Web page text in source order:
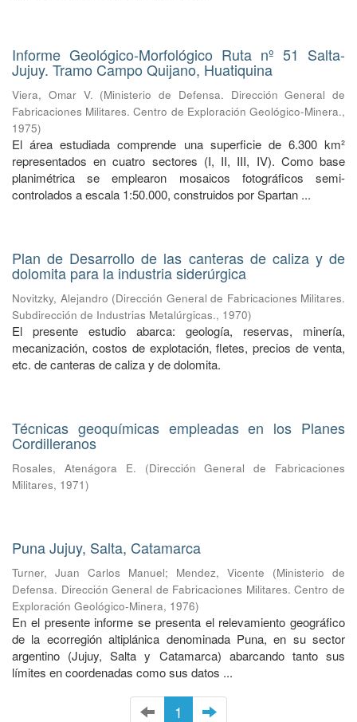
Informe Geológico-Morfológico Ruta nº 51 Salta-
Jujuy. Tramo Campo Quijano, Huatiquina
Viera, Omar V. (Ministerio de Defensa. Dirección General de
Fabricaciones Militares. Centro de Exploración Geológico-Minera.,
1975)
El área estudiada comprende una superficie de 6.300 km²
representados en cuatro sectores (I, II, III, IV). Como base
planimétrica se emplearon mosaicos fotográficos semi-
controlados a escala 1:50.000, construidos por Spartan ...
Plan de Desarrollo de las canteras de caliza y de
dolomita para la industria siderúrgica
Novitzky, Alejandro (Dirección General de Fabricaciones Militares.
Subdirección de Industrias Metalúrgicas., 1970)
El presente estudio abarca: geología, reservas, minería,
mecanización, costos de explotación, fletes, precios de venta,
etc. de canteras de caliza y de dolomita.
Técnicas geoquímicas empleadas en los Planes
Cordilleranos
Rosales, Atenágora E. (Dirección General de Fabricaciones
Militares, 1971)
Puna Jujuy, Salta, Catamarca
Turner, Juan Carlos Manuel; Mendez, Vicente (Ministerio de
Defensa. Dirección General de Fabricaciones Militares. Centro de
Exploración Geológico-Minera, 1976)
En el presente informe se presenta el relevamiento geográfico
de la ecorregión altiplánica denominada Puna, en su sector
argentino (Jujuy, Salta y Catamarca) abarcando tanto sus
límites en coordenadas como sus datos ...
1